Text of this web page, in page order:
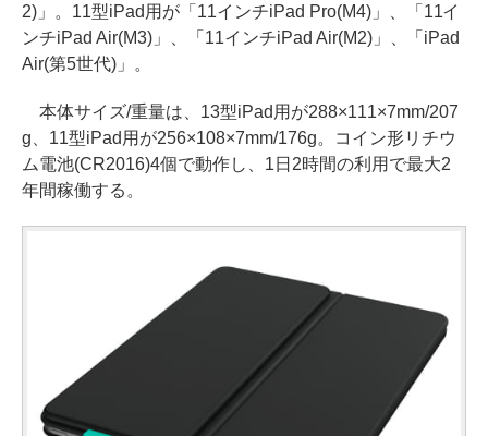
2)」。11型iPad用が「11インチiPad Pro(M4)」、「11イ
ンチiPad Air(M3)」、「11インチiPad Air(M2)」、「iPad
Air(第5世代)」。
本体サイズ/重量は、13型iPad用が288×111×7mm/207
g、11型iPad用が256×108×7mm/176g。コイン形リチウ
ム電池(CR2016)4個で動作し、1日2時間の利用で最大2
年間稼働する。